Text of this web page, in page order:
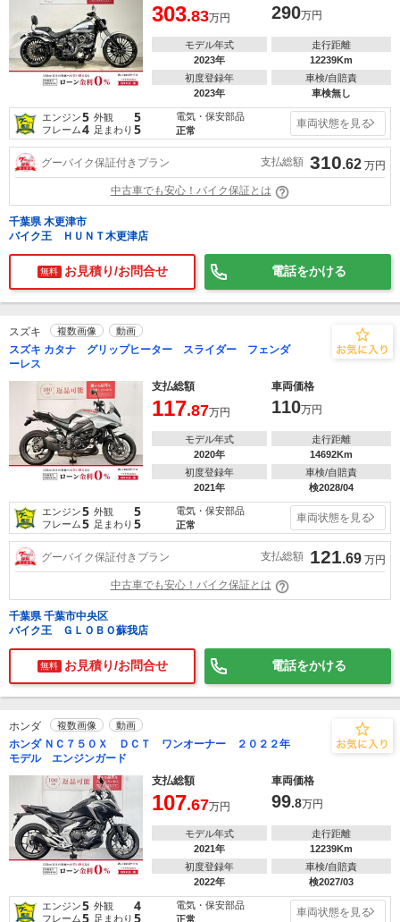
303.83万円 290万円
モデル年式
2023年
走行距離
12239Km
初度登録年
2023年
車検/自賠責
車検無し
エンジン5 外観 5
フレーム4 足まわり 5
電気・保安部品
正常
車両状態を見る
グーバイク保証付きプラン 支払総額 310.62 万円
中古車でも安心！バイク保証とは
千葉県 木更津市
バイク王 ＨＵＮＴ木更津店
無料 お見積り/お問合せ 電話をかける
スズキ 複数画像 動画
スズキ カタナ グリップヒーター スライダー フェンダ
ーレス
支払総額
車両価格
117.87万円 110万円
モデル年式
2020年
走行距離
14692Km
初度登録年
2021年
車検/自賠責
検2028/04
エンジン5 外観 5
フレーム5 足まわり 5
電気・保安部品
正常
車両状態を見る
グーバイク保証付きプラン 支払総額 121.69 万円
中古車でも安心！バイク保証とは
千葉県 千葉市中央区
バイク王 ＧＬＯＢＯ蘇我店
無料 お見積り/お問合せ 電話をかける
ホンダ 複数画像 動画
ホンダ ＮＣ７５０Ｘ ＤＣＴ ワンオーナー ２０２２年
モデル エンジンガード
支払総額
車両価格
107.67万円 99.8万円
モデル年式
2021年
走行距離
12239Km
初度登録年
2022年
車検/自賠責
検2027/03
エンジン5 外観 4
フレーム5 足まわり 5
電気・保安部品
正常
車両状態を見る